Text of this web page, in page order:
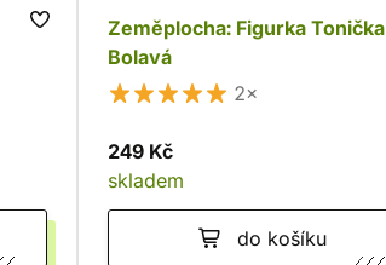
Zeměplocha: Figurka Tonička
Bolavá
2×
249 Kč
skladem
do košíku